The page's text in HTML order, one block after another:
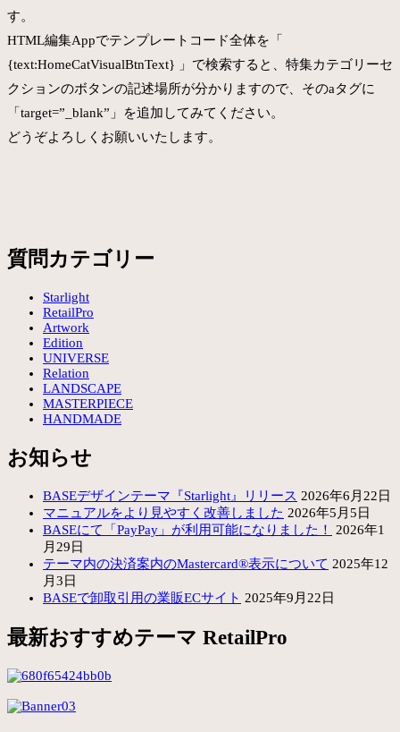
す。
HTML編集Appでテンプレートコード全体を「
{text:HomeCatVisualBtnText} 」で検索すると、特集カテゴリーセ
クションのボタンの記述場所が分かりますので、そのaタグに
「target=”_blank”」を追加してみてください。
どうぞよろしくお願いいたします。
質問カテゴリー
Starlight
RetailPro
Artwork
Edition
UNIVERSE
Relation
LANDSCAPE
MASTERPIECE
HANDMADE
お知らせ
BASEデザインテーマ『Starlight』リリース 2026年6月22日
マニュアルをより見やすく改善しました 2026年5月5日
BASEにて「PayPay」が利用可能になりました！
2026年1
月29日
テーマ内の決済案内のMastercard®表示について 2025年12
月3日
BASEで卸取引用の業販ECサイト 2025年9月22日
最新おすすめテーマ RetailPro